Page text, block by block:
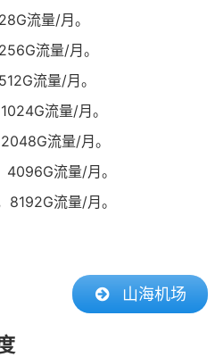
流量/月。
流量/月。
流量/月。
流量/月。
流量/月。
流量/月。
流量/月。
山海机场